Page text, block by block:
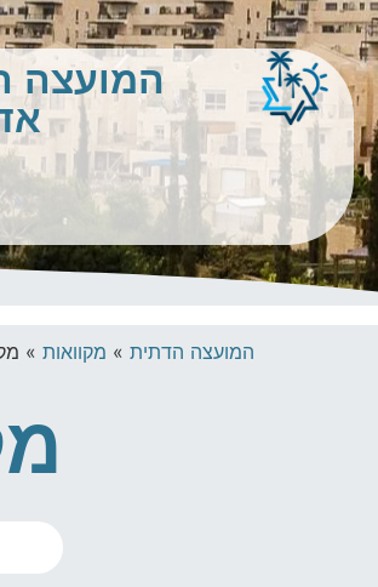
המועצה
המועצה הדתית » מקוואות »